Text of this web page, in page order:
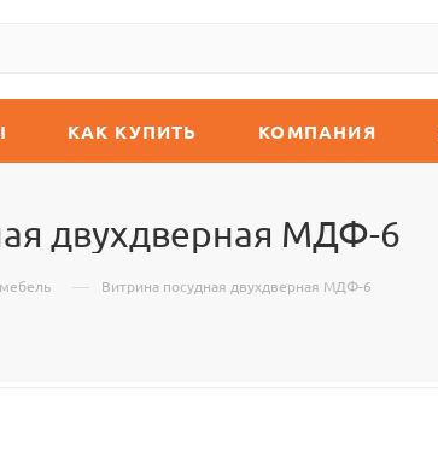
КАК КУПИТЬ КОМПАНИЯ
двухдверная МДФ-6
— Витрина посудная двухдверная МДФ-6